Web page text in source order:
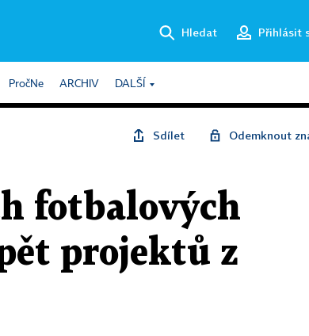
Hledat Přihlásit
PročNe ARCHIV DALŠÍ
Sdílet Odemknout
fotbalových
projektů z